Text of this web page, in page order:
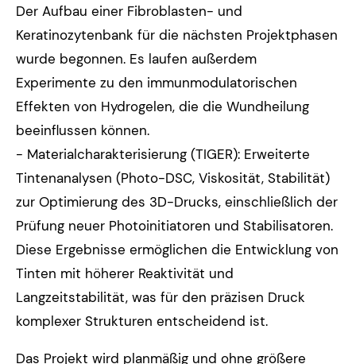
Der Aufbau einer Fibroblasten- und
Keratinozytenbank für die nächsten Projektphasen
wurde begonnen. Es laufen außerdem
Experimente zu den immunmodulatorischen
Effekten von Hydrogelen, die die Wundheilung
beeinflussen können.
- Materialcharakterisierung (TIGER): Erweiterte
Tintenanalysen (Photo-DSC, Viskosität, Stabilität)
zur Optimierung des 3D-Drucks, einschließlich der
Prüfung neuer Photoinitiatoren und Stabilisatoren.
Diese Ergebnisse ermöglichen die Entwicklung von
Tinten mit höherer Reaktivität und
Langzeitstabilität, was für den präzisen Druck
komplexer Strukturen entscheidend ist.
Das Projekt wird planmäßig und ohne größere